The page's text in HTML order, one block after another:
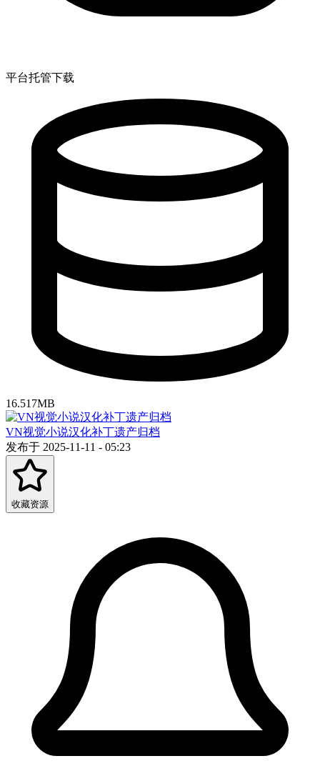
平台托管下载
16.517MB
VN视觉小说汉化补丁遗产归档
发布于 2025-11-11 - 05:23
收藏资源